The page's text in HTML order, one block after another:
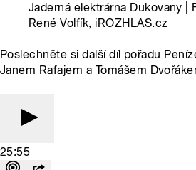
Jaderná elektrárna Dukovany |
René Volfík, iROZHLAS.cz
Poslechněte si další díl pořadu
Janem Rafajem a Tomášem
25:55